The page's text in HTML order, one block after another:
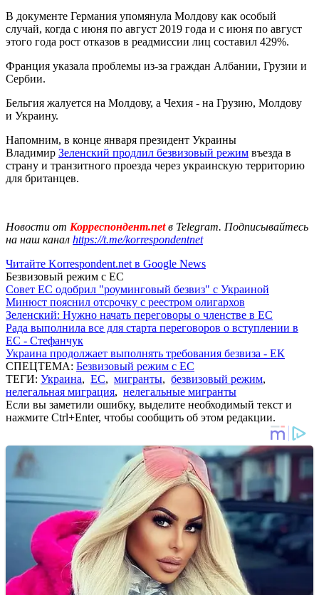
В документе Германия упомянула Молдову как особый
случай, когда с июня по август 2019 года и с июня по август
этого года рост отказов в реадмиссии лиц составил 429%.
Франция указала проблемы из-за граждан Албании, Грузии и
Сербии.
Бельгия жалуется на Молдову, а Чехия - на Грузию, Молдову
и Украину.
Напомним, в конце января президент Украины
Владимир Зеленский продлил безвизовый режим въезда в
страну и транзитного проезда через украинскую территорию
для британцев.
Новости от Корреспондент.netв Telegram. Подписывайтесь
на наш канал https://t.me/korrespondentnet
Читайте Korrespondent.net в Google News
Безвизовый режим с ЕС
Совет ЕС одобрил "роуминговый безвиз" с Украиной
Минюст пояснил отсрочку с реестром олигархов
Зеленский: Нужно начать переговоры о членстве в ЕС
Рада выполнила все для старта переговоров о вступлении в
ЕС - Стефанчук
Украина продолжает выполнять требования безвиза - ЕК
СПЕЦТЕМА: Безвизовый режим с ЕС
ТЕГИ: Украина, ЕС, мигранты, безвизовый режим,
нелегальная миграция, нелегальные мигранты
Если вы заметили ошибку, выделите необходимый текст и
нажмите Ctrl+Enter, чтобы сообщить об этом редакции.